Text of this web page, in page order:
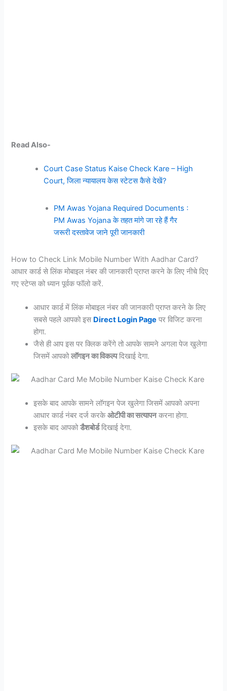
Read Also-
Court Case Status Kaise Check Kare – High
Court, जिला न्यायालय केस स्टेटस कैसे देखें?
PM Awas Yojana Required Documents :
PM Awas Yojana के तहत मांगे जा रहे हैं गैर
जरूरी दस्तावेज जाने पूरी जानकारी
How to Check Link Mobile Number With Aadhar Card?
आधार कार्ड से लिंक मोबाइल नंबर की जानकारी प्राप्त करने के लिए नीचे दिए
गए स्टेप्स को ध्यान पूर्वक फॉलो करें.
आधार कार्ड में लिंक मोबाइल नंबर की जानकारी प्राप्त करने के लिए
सबसे पहले आपको इस Direct Login Page पर विजिट करना
होगा.
जैसे ही आप इस पर क्लिक करेंगे तो आपके सामने अगला पेज खुलेगा
जिसमें आपकोलॉगइन का विकल्पदिखाई देगा.
इसके बाद आपके सामने लॉगइन पेज खुलेगा जिसमें आपको अपना
आधार कार्ड नंबर दर्ज करकेओटीपी का सत्यापनकरना होगा.
इसके बाद आपकोडैशबोर्डदिखाई देगा.